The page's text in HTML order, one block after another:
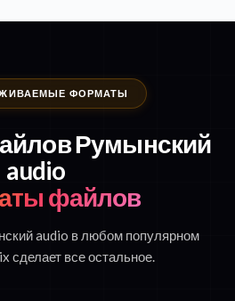
ФОРМАТЫ
Румынский
audio
файлов
audio в любом популярном
сделает все остальное.